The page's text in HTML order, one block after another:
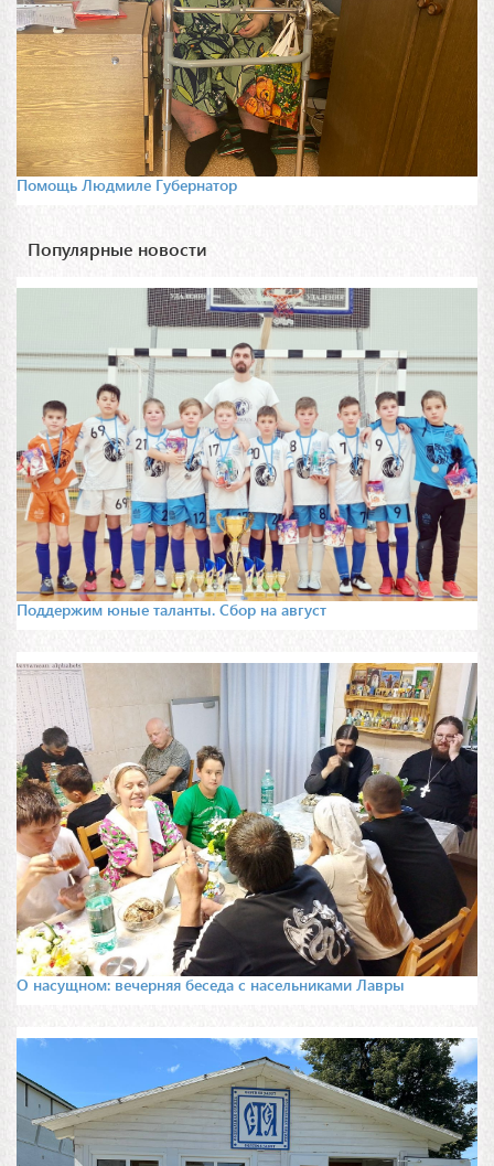
Помощь Людмиле Губернатор
Популярные новости
Поддержим юные таланты. Сбор на август
О насущном: вечерняя беседа с насельниками Лавры